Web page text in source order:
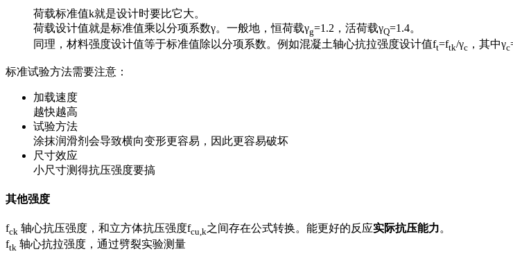
荷载标准值k就是设计时要比它大。
荷载设计值就是标准值乘以分项系数γ。一般地，恒荷载γg=1.2，活荷载γQ=1.4。
同理，材料强度设计值等于标准值除以分项系数。例如混凝土轴心抗拉强度设计值ft=ftk/γc ，其中γc
标准试验方法需要注意：
加载速度
越快越高
试验方法
涂抹润滑剂会导致横向变形更容易，因此更容易破坏
尺寸效应
小尺寸测得抗压强度要搞
其他强度
fck 轴心抗压强度，和立方体抗压强度fcu,k之间存在公式转换。能更好的反应实际抗压能力。
ftk 轴心抗拉强度，通过劈裂实验测量